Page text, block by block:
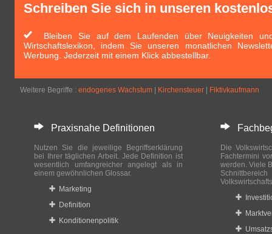
Schreiben Sie sich in unseren
Bleiben Sie auf dem Laufenden über Neuigkeiten
Wirtschaftslexikon, indem Sie unseren monatlichen
Werbung. Jederzeit mit einem Klick abbestellbar.
Weitere Begriffe : endogenes Wachstum Kirchensteuer Fiktivkaufmann
Praxisnahe Definitionen
Nutzen Sie die jeweilige Begriffserklärung
bei Ihrer täglichen Arbeit. Jede Definition ist
wesentlich umfangreicher angelegt als in
einem gewöhnlichen Glossar.
Marketing
Definition
Konditionenpolitik
Die
Fachtermini
werden. Viele